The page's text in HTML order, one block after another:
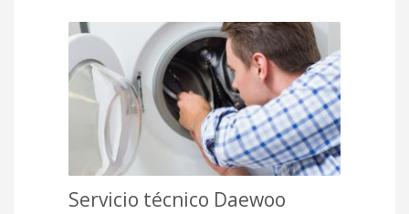
Servicio técnico Daewoo